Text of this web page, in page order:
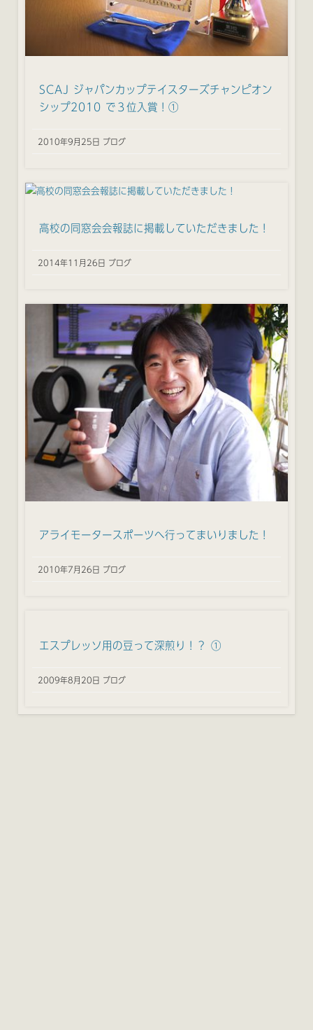
SCAJ ジャパンカップテイスターズチャンピオン
シップ2010 で３位入賞！①
2010年9月25日 ブログ
高校の同窓会会報誌に掲載していただきました！
2014年11月26日 ブログ
アライモータースポーツへ行ってまいりました！
2010年7月26日 ブログ
エスプレッソ用の豆って深煎り！？ ①
2009年8月20日 ブログ